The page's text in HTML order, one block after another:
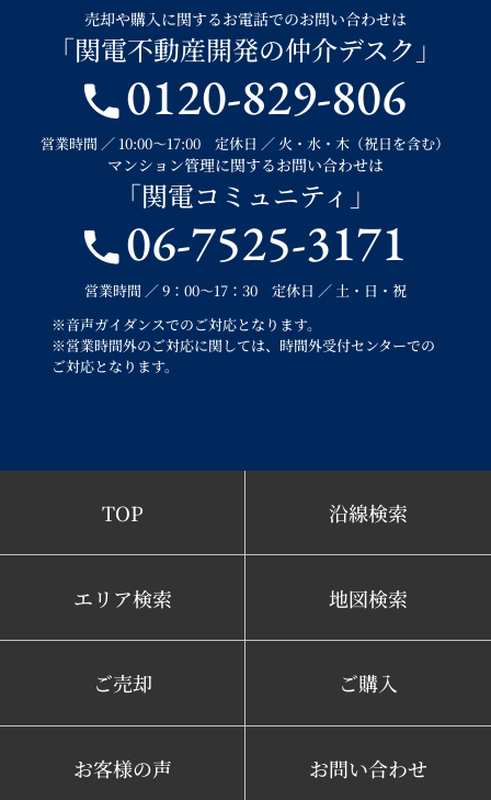
売却や購入に関するお電話でのお問い合わせは
「関電不動産開発の仲介デスク」
0120-829-806
営業時間 ／ 10:00～17:00 定休日 ／ 火・水・木（祝日を含む）
マンション管理に関するお問い合わせは
「関電コミュニティ」
06-7525-3171
営業時間 ／ 9：00～17：30 定休日 ／ 土・日・祝
※音声ガイダンスでのご対応となります。
※営業時間外のご対応に関しては、時間外受付センターでの
ご対応となります。
TOP 沿線検索
エリア検索 地図検索
ご売却 ご購入
お客様の声 お問い合わせ